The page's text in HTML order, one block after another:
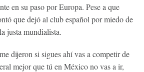
en su paso por Europa. Pese a que
que dejó al club español por miedo de
justa mundialista.
dijeron si sigues ahí vas a competir de
mejor que tú en México no vas a ir,